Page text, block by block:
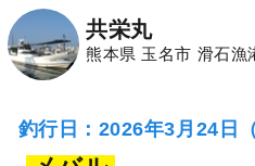
共栄丸
熊本県 玉名市 滑石漁
釣行日：2026年3月24日